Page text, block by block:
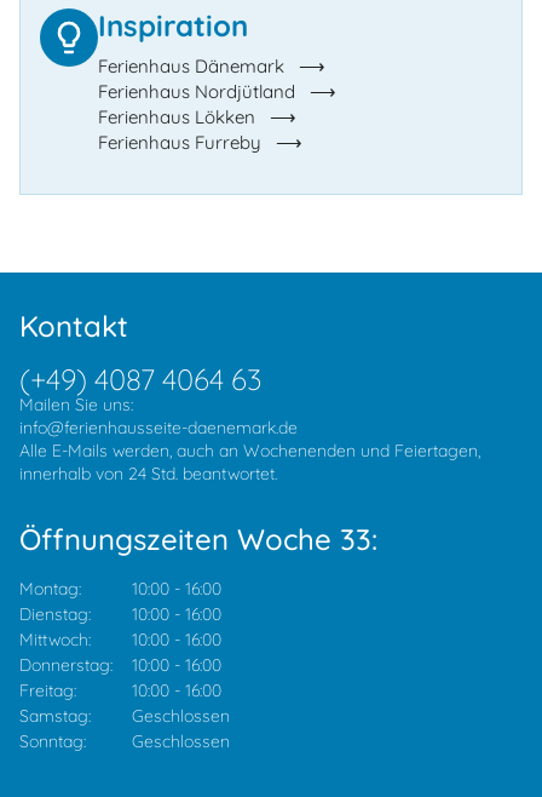
Inspiration
Ferienhaus Dänemark
Ferienhaus Nordjütland
Ferienhaus Lökken
Ferienhaus Furreby
Kontakt
(+49) 4087 4064 63
Mailen Sie uns:
info@ferienhausseite-daenemark.de
Alle E-Mails werden, auch an Wochenenden und Feiertagen,
innerhalb von 24 Std. beantwortet.
Öffnungszeiten Woche 33:
Montag: 10:00 - 16:00
Dienstag:
10:00 - 16:00
Mittwoch:
10:00 - 16:00
Donnerstag:
10:00 - 16:00
Freitag:
10:00 - 16:00
Samstag:
Geschlossen
Sonntag:
Geschlossen